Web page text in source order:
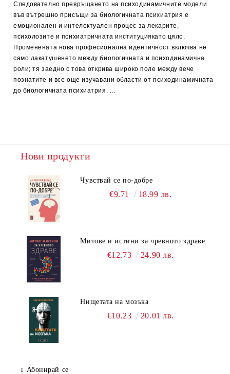
Следователно превръщането на психодинамичните модели
във вътрешно присъщи за биологичната психиатрия е
емоционален и интелектуален процес за лекарите,
психолозите и психиатричната институциякато цяло.
Променената нова професионална идентичност включва не
само лакатушенето между биологичната и психодинамична
роли; тя заедно с това открива широко поле между вече
познатите и все още изучавани области от психодинамичната
до биологичната психиатрия. ...
Нови продукти
Чувствай се по-добре
€9.71 18.99 лв.
Митове и истини за чревното здраве
€12.73 24.90 лв.
Нищетата на мозъка
€10.23 20.01 лв.
Абонирай се